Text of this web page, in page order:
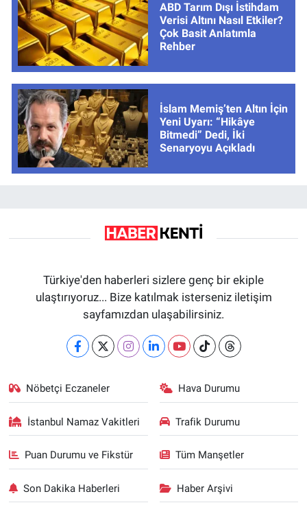
ABD Tarım Dışı İstihdam
Verisi Altını Nasıl Etkiler?
Çok Basit Anlatımla
Rehber
İslam Memiş’ten Altın İçin
Yeni Uyarı: “Hikâye
Bitmedi” Dedi, İki
Senaryoyu Açıkladı
Türkiye'den haberleri sizlere genç bir ekiple
ulaştırıyoruz... Bize katılmak isterseniz iletişim
sayfamızdan ulaşabilirsiniz.
Nöbetçi Eczaneler Hava Durumu
İstanbul Namaz Vakitleri Trafik Durumu
Puan Durumu ve Fikstür Tüm Manşetler
Son Dakika Haberleri Haber Arşivi